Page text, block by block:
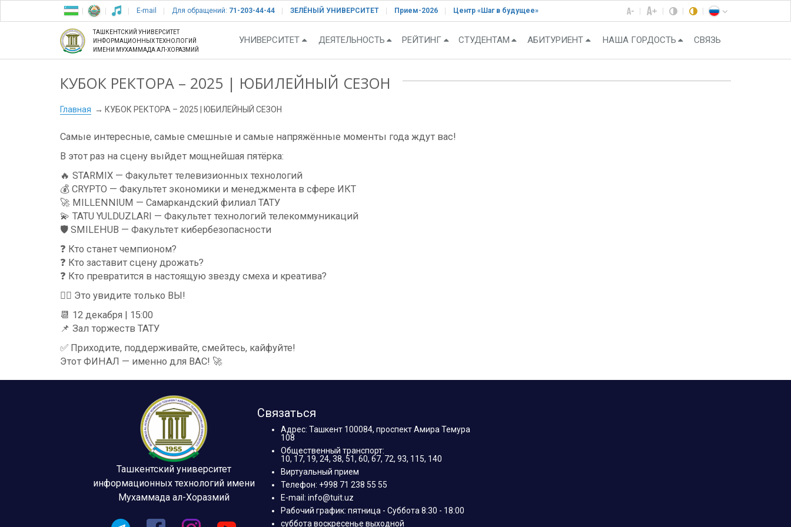
E-mail Для обращений: 71-203-44-44 ЗЕЛЁНЫЙ УНИВЕРСИТЕТ Прием-2026 Центр «Шаг в будущее»
ТАШКЕНТСКИЙ УНИВЕРСИТЕТ
ИНФОРМАЦИОННЫХ ТЕХНОЛОГИЙ
ИМЕНИ МУХАММАДА АЛ-ХОРАЗМИЙ
УНИВЕРСИТЕТ ДЕЯТЕЛЬНОСТЬ РЕЙТИНГ СТУДЕНТАМ АБИТУРИЕНТ НАША ГОРДОСТЬ СВЯЗЬ
КУБОК РЕКТОРА – 2025 | ЮБИЛЕЙНЫЙ СЕЗОН
Главная КУБОК РЕКТОРА – 2025 | ЮБИЛЕЙНЫЙ СЕЗОН
Самые интересные, самые смешные и самые напряжённые моменты года ждут вас!
В этот раз на сцену выйдет мощнейшая пятёрка:
🔥 STARMIX — Факультет телевизионных технологий
💰 CRYPTO — Факультет экономики и менеджмента в сфере ИКТ
🚀 MILLENNIUM — Самаркандский филиал ТАТУ
💫 TATU YULDUZLARI — Факультет технологий телекоммуникаций
🛡 SMILEHUB — Факультет кибербезопасности
❓ Кто станет чемпионом?
❓ Кто заставит сцену дрожать?
❓ Кто превратится в настоящую звезду смеха и креатива?
❤️‍🔥 Это увидите только ВЫ!
📆 12 декабря | 15:00
📌 Зал торжеств ТАТУ
✅ Приходите, поддерживайте, смейтесь, кайфуйте!
Этот ФИНАЛ — именно для ВАС! 🚀
Ташкентский университет
информационных технологий имени
Мухаммада ал-Хоразмий
Связаться
Адрес: Ташкент 100084, проспект Амира Темура
108
Общественный транспорт:
10, 17, 19, 24, 38, 51, 60, 67, 72, 93, 115, 140
Виртуальный прием
Телефон: +998 71 238 55 55
E-mail: info@tuit.uz
Рабочий график: пятница - Суббота 8:30 - 18:00
суббота воскресенье выходной